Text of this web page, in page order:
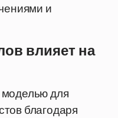
и
влияет на
для
благодаря